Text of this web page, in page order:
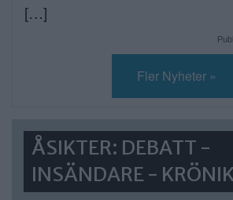
[…]
Fler Nyheter »
ÅSIKTER: DEBATT -
INSÄNDARE -